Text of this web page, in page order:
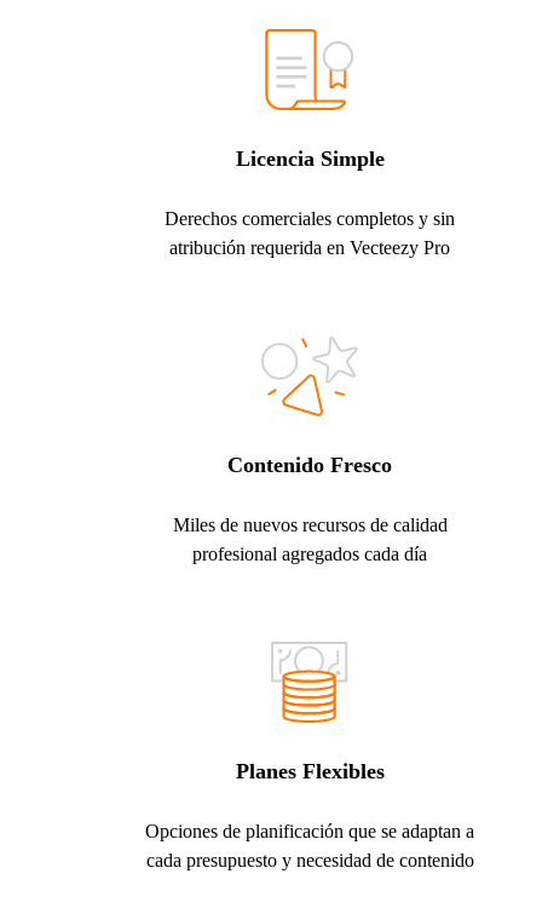
Licencia Simple
Derechos comerciales completos y sin
atribución requerida en Vecteezy Pro
Contenido Fresco
Miles de nuevos recursos de calidad
profesional agregados cada día
Planes Flexibles
Opciones de planificación que se adaptan a
cada presupuesto y necesidad de contenido